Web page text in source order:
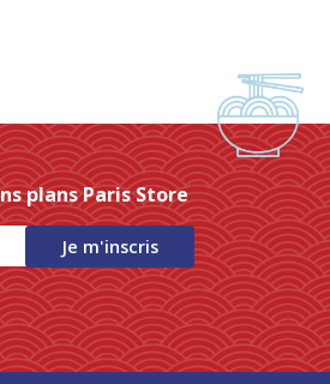
plans Paris Store
Je m'inscris